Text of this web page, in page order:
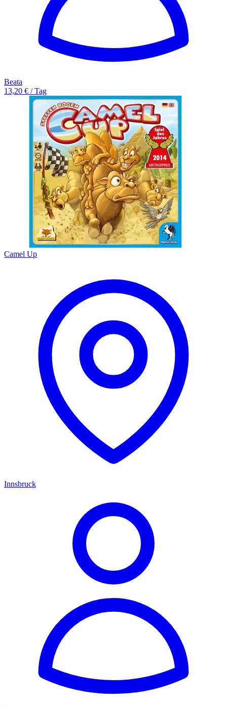
Beata
13,20 € / Tag
Camel Up
Innsbruck